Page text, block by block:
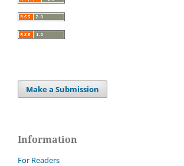
Make a Submission
Information
For Readers